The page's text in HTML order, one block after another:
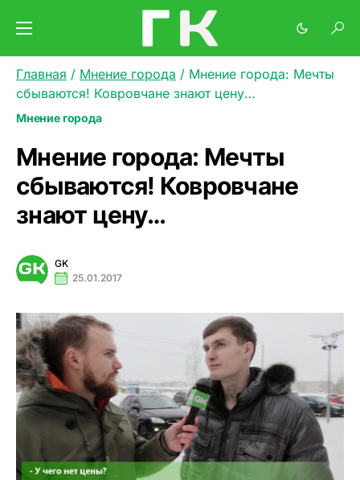
Главная / Мнение города / Мнение города: Мечты
сбываются! Ковровчане знают цену…
Мнение города
Мнение города: Мечты
сбываются! Ковровчане
знают цену…
GK
25.01.2017